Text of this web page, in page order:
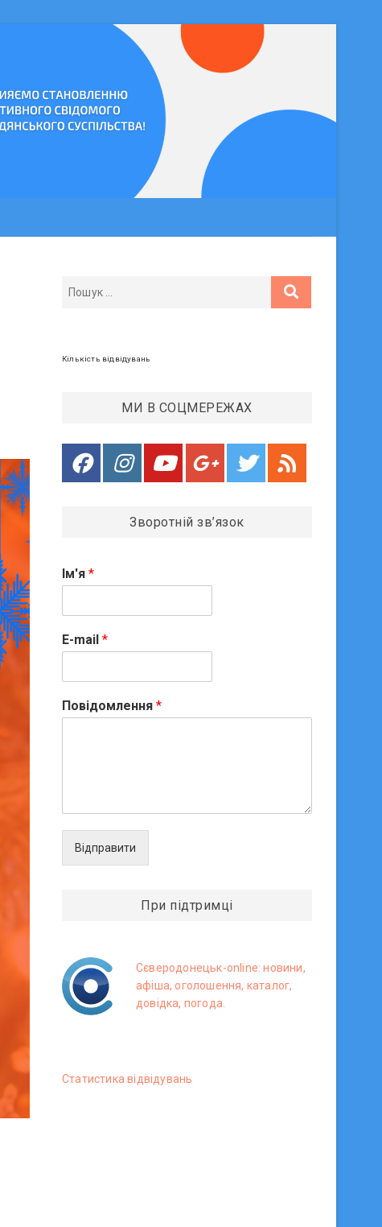
Кількість відвідувань
МИ В СОЦМЕРЕЖАХ
Зворотній зв’язок
Ім'я *
E-mail *
Повідомлення *
Відправити
При підтримці
Сєверодонецьк-online: новини,
афіша, оголошення, каталог,
довідка, погода.
Статистика вiдвiдувань